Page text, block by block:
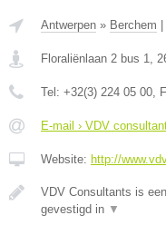
Antwerpen » Berchem
Floraliënlaan 2 bus 1
Tel: +32(3) 224 05 00 ,
E-mail › VDV
Website: http://
VDV Consultants is
gevestigd in ▼